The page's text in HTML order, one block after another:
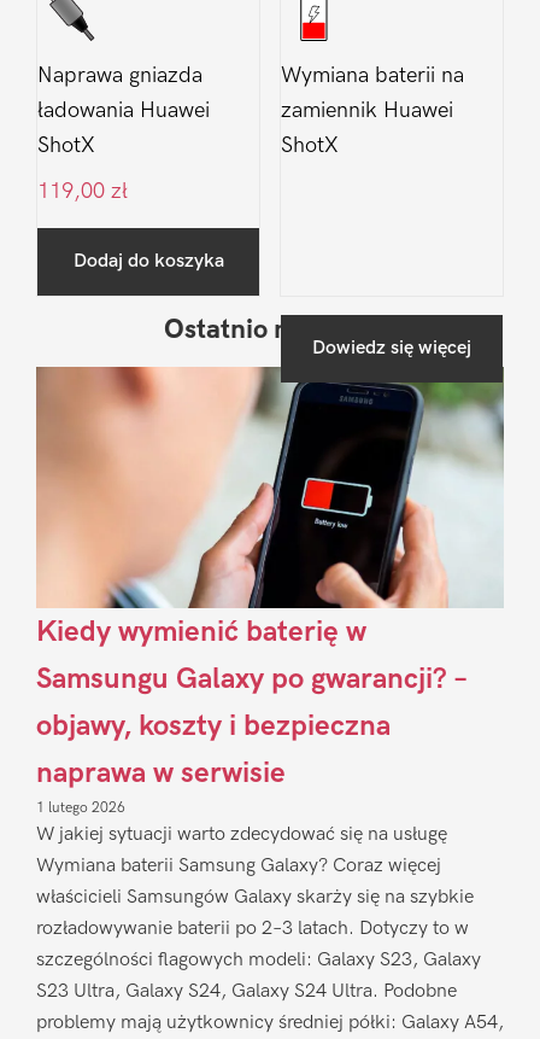
Naprawa gniazda
ładowania Huawei
ShotX
119,00 zł
Dodaj do koszyka
Wymiana baterii na
zamiennik Huawei
ShotX
Dowiedz się więcej
Sidebar
Ostatnio na blogu
Kiedy wymienić baterię w
Samsungu Galaxy po gwarancji? –
objawy, koszty i bezpieczna
naprawa w serwisie
1 lutego 2026
W jakiej sytuacji warto zdecydować się na usługę
Wymiana baterii Samsung Galaxy? Coraz więcej
właścicieli Samsungów Galaxy skarży się na szybkie
rozładowywanie baterii po 2–3 latach. Dotyczy to w
szczególności flagowych modeli: Galaxy S23, Galaxy
S23 Ultra, Galaxy S24, Galaxy S24 Ultra. Podobne
problemy mają użytkownicy średniej półki: Galaxy A54,